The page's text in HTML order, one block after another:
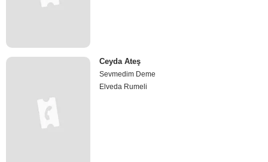
Ceyda Ateş
Sevmedim Deme
Elveda Rumeli